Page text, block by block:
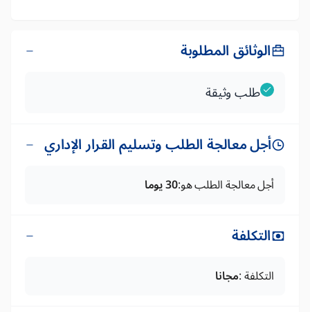
الوثائق المطلوبة
طلب وثيقة
أجل معالجة الطلب وتسليم القرار الإداري
أجل معالجة الطلب هو:30 يوما
التكلفة
التكلفة :مجانا